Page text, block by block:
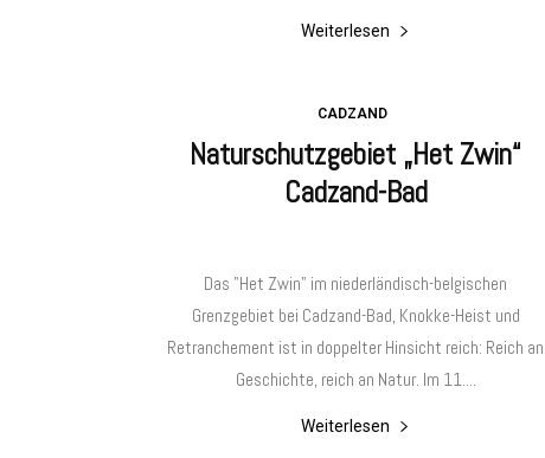
Weiterlesen
CADZAND
Naturschutzgebiet „Het Zwin“
Cadzand-Bad
Das "Het Zwin" im niederländisch-belgischen
Grenzgebiet bei Cadzand-Bad, Knokke-Heist und
Retranchement ist in doppelter Hinsicht reich: Reich an
Geschichte, reich an Natur. Im 11....
Weiterlesen